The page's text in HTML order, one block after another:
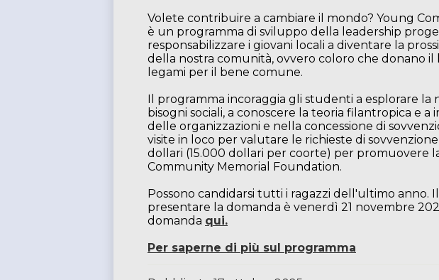
Volete contribuire a cambiare il mondo? Young
è un programma di sviluppo della leadership
responsabilizzare i giovani locali a diventare la
della nostra comunità, ovvero coloro che donano
legami per il bene comune.
Il programma incoraggia gli studenti a esplorare la
bisogni sociali, a conoscere la teoria filantropica e
delle organizzazioni e nella concessione di
visite in loco per valutare le richieste di
dollari (15.000 dollari per coorte) per promuovere
Community Memorial Foundation.
Possono candidarsi tutti i ragazzi dell'ultimo anno.
presentare la domanda è venerdì 21 novembre
domanda qui.
Per saperne di più sul programma